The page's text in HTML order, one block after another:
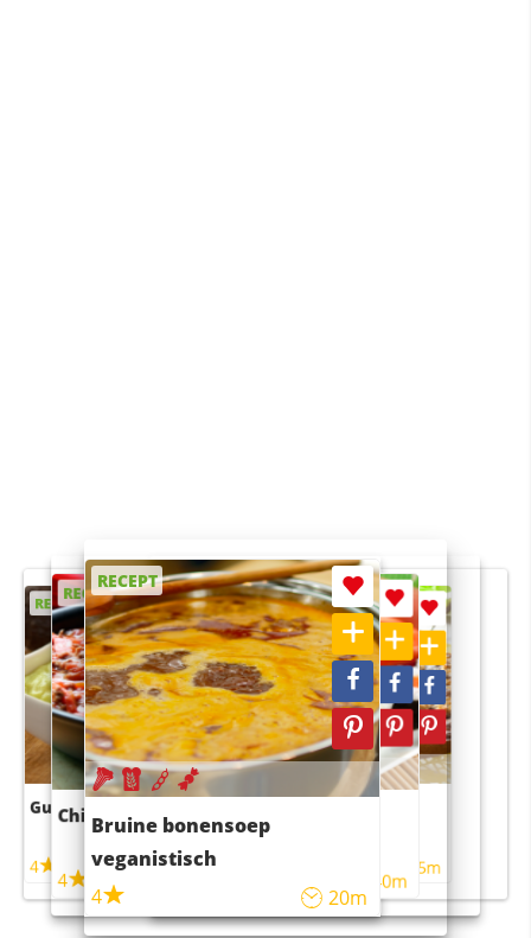
RECEPT
Guacamole
4
RECEPT
Chili con carne
4
RECEPT
Bruine bonensoep
veganistisch
4
20m
RECEPT
Sushi rijstsalade
maaltijdsalade
40m
RECEPT
4 55m